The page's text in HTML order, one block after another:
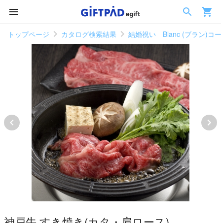
トップページ カタログ検索結果 結婚祝い Blanc (ブラン)コ